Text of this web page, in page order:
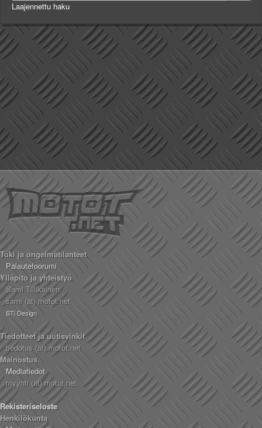
Laajennettu haku
Tuki ja ongelmatilanteet
Palautefoorumi
Ylläpito ja yhteistyö
Sami Tiilikainen
sami (ät) motot.net
STi Design
Tiedotteet ja uutisvinkit
tiedotus (ät) motot.net
Mainostus
Mediatiedot
myynti (ät) motot.net
Rekisteriseloste
Henkilökunta